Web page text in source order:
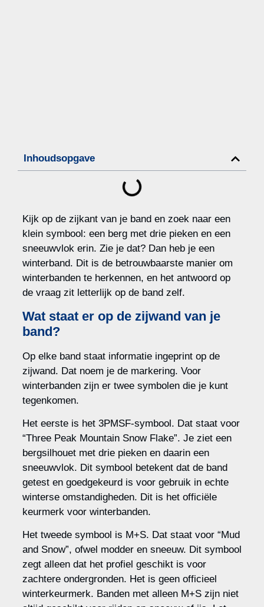
Inhoudsopgave
Kijk op de zijkant van je band en zoek naar een
klein symbool: een berg met drie pieken en een
sneeuwvlok erin. Zie je dat? Dan heb je een
winterband. Dit is de betrouwbaarste manier om
winterbanden te herkennen, en het antwoord op
de vraag zit letterlijk op de band zelf.
Wat staat er op de zijwand van je
band?
Op elke band staat informatie ingeprint op de
zijwand. Dat noem je de markering. Voor
winterbanden zijn er twee symbolen die je kunt
tegenkomen.
Het eerste is het 3PMSF-symbool. Dat staat voor
“Three Peak Mountain Snow Flake”. Je ziet een
bergsilhouet met drie pieken en daarin een
sneeuwvlok. Dit symbool betekent dat de band
getest en goedgekeurd is voor gebruik in echte
winterse omstandigheden. Dit is het officiële
keurmerk voor winterbanden.
Het tweede symbool is M+S. Dat staat voor “Mud
and Snow”, ofwel modder en sneeuw. Dit symbool
zegt alleen dat het profiel geschikt is voor
zachtere ondergronden. Het is geen officieel
winterkeurmerk. Banden met alleen M+S zijn niet